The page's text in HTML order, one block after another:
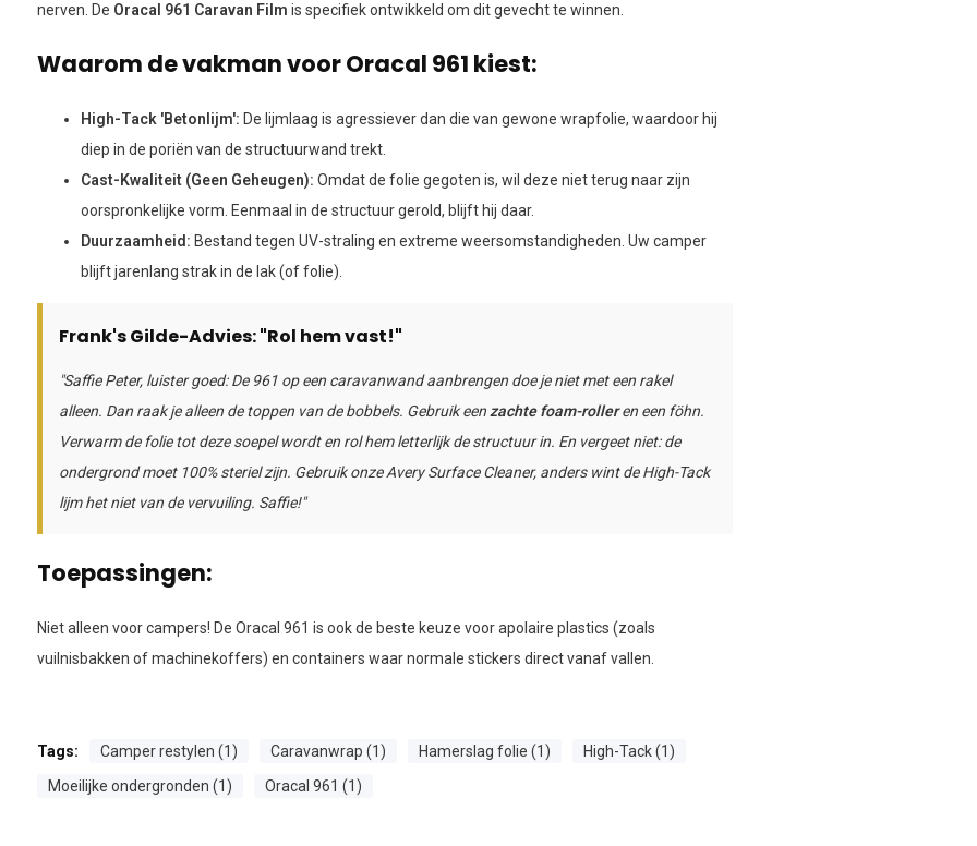
nerven. De Oracal 961 Caravan Film is specifiek ontwikkeld om dit gevecht te winnen.
Waarom de vakman voor Oracal 961 kiest:
High-Tack 'Betonlijm': De lijmlaag is agressiever dan die van gewone wrapfolie, waardoor hij
diep in de poriën van de structuurwand trekt.
Cast-Kwaliteit (Geen Geheugen): Omdat de folie gegoten is, wil deze niet terug naar zijn
oorspronkelijke vorm. Eenmaal in de structuur gerold, blijft hij daar.
Duurzaamheid: Bestand tegen UV-straling en extreme weersomstandigheden. Uw camper
blijft jarenlang strak in de lak (of folie).
Frank's Gilde-Advies: "Rol hem vast!"
"Saffie Peter, luister goed: De 961 op een caravanwand aanbrengen doe je niet met een rakel
alleen. Dan raak je alleen de toppen van de bobbels. Gebruik een zachte foam-rolleren een föhn.
Verwarm de folie tot deze soepel wordt en rol hem letterlijk de structuur in. En vergeet niet: de
ondergrond moet 100% steriel zijn. Gebruik onze Avery Surface Cleaner, anders wint de High-Tack
lijm het niet van de vervuiling. Saffie!"
Toepassingen:
Niet alleen voor campers! De Oracal 961 is ook de beste keuze voor apolaire plastics (zoals
vuilnisbakken of machinekoffers) en containers waar normale stickers direct vanaf vallen.
Tags: Camper restylen (1) Caravanwrap (1) Hamerslag folie (1)
High-Tack (1)
Moeilijke ondergronden (1)
Oracal 961 (1)